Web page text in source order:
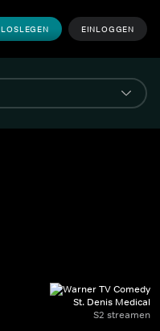
LOSLEGEN EINLOGGEN
St. Denis Medical
S2 streamen